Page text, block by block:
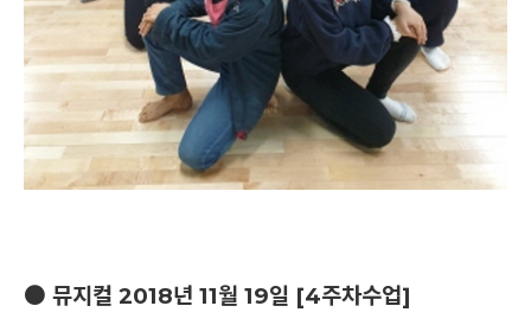
● 뮤지컬 2018년 11월 19일 [4주차수업]